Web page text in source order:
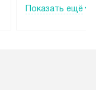
эксплуатации
Показать ещё